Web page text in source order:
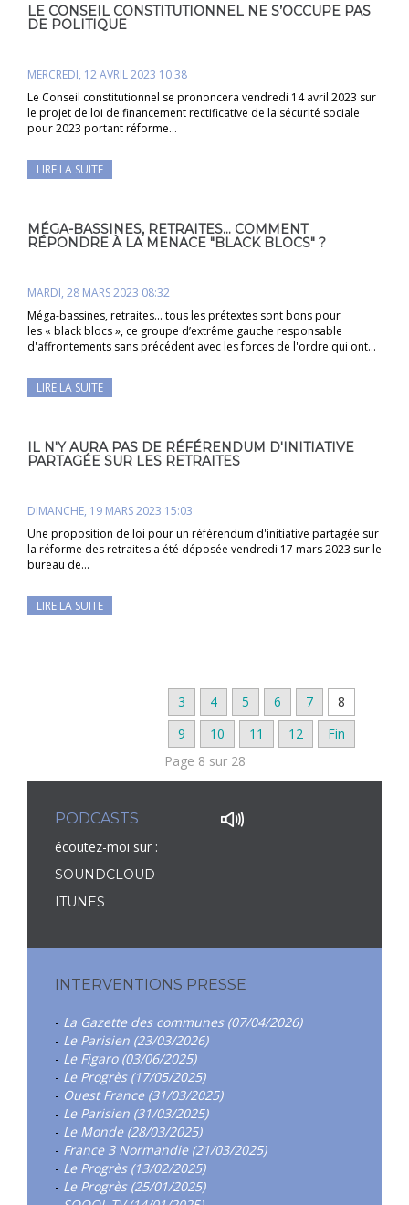
LE CONSEIL CONSTITUTIONNEL NE S’OCCUPE PAS
DE POLITIQUE
MERCREDI, 12 AVRIL 2023 10:38
Le Conseil constitutionnel se prononcera vendredi 14 avril 2023 sur
le projet de loi de financement rectificative de la sécurité sociale
pour 2023 portant réforme…
LIRE LA SUITE
MÉGA-BASSINES, RETRAITES... COMMENT
RÉPONDRE À LA MENACE "BLACK BLOCS" ?
MARDI, 28 MARS 2023 08:32
Méga-bassines, retraites... tous les prétextes sont bons pour
les « black blocs », ce groupe d’extrême gauche responsable
d'affrontements sans précédent avec les forces de l'ordre qui ont…
LIRE LA SUITE
IL N'Y AURA PAS DE RÉFÉRENDUM D'INITIATIVE
PARTAGÉE SUR LES RETRAITES
DIMANCHE, 19 MARS 2023 15:03
Une proposition de loi pour un référendum d'initiative partagée sur
la réforme des retraites a été déposée vendredi 17 mars 2023 sur le
bureau de…
LIRE LA SUITE
3 4 5 6 7
8
9
10 11 12
Fin
Page 8 sur 28
PODCASTS
écoutez-moi sur :
SOUNDCLOUD
ITUNES
INTERVENTIONS PRESSE
- La Gazette des communes (07/04/2026)
- Le Parisien (23/03/2026)
- Le Figaro (03/06/2025)
- Le Progrès (17/05/2025)
- Ouest France (31/03/2025)
- Le Parisien (31/03/2025)
- Le Monde (28/03/2025)
- France 3 Normandie (21/03/2025)
- Le Progrès (13/02/2025)
- Le Progrès (25/01/2025)